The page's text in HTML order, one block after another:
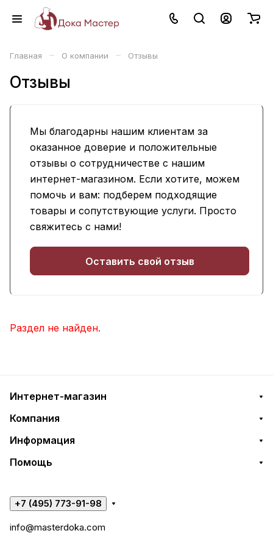
Главная – О компании – Отзывы
Отзывы
Мы благодарны нашим клиентам за
оказанное доверие и положительные
отзывы о сотрудничестве с нашим
интернет-магазином. Если хотите, можем
помочь и вам: подберем подходящие
товары и сопутствующие услуги. Просто
свяжитесь с нами!
Оставить свой отзыв
Раздел не найден.
Интернет-магазин
Компания
Информация
Помощь
+7 (495) 773-91-98
info@masterdoka.com